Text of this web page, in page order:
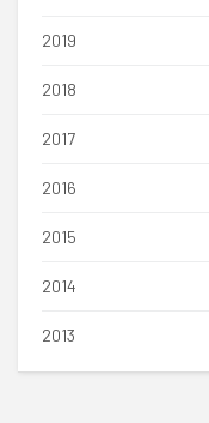
2019
2018
2017
2016
2015
2014
2013